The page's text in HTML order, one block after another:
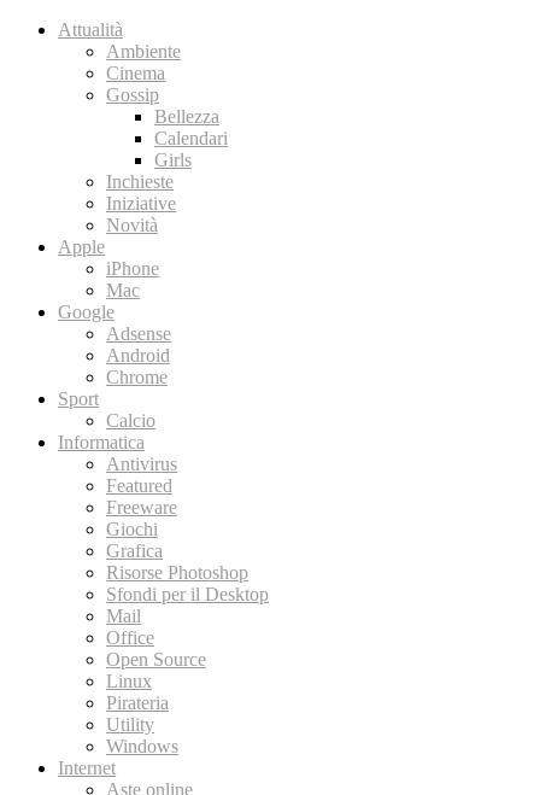
Attualità
Ambiente
Cinema
Gossip
Bellezza
Calendari
Girls
Inchieste
Iniziative
Novità
Apple
iPhone
Mac
Google
Adsense
Android
Chrome
Sport
Calcio
Informatica
Antivirus
Featured
Freeware
Giochi
Grafica
Risorse Photoshop
Sfondi per il Desktop
Mail
Office
Open Source
Linux
Pirateria
Utility
Windows
Internet
Aste online